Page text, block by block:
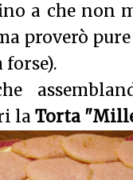
a che non
proverò
laTorta